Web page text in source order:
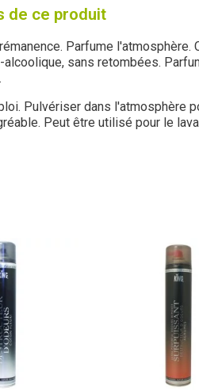
de ce produit
Parfume
sans retombées.
Pulvériser dans l'atmosphère
Peut être utilisé pour le